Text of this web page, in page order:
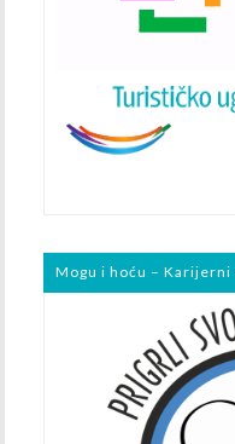
Mogu i hoću –